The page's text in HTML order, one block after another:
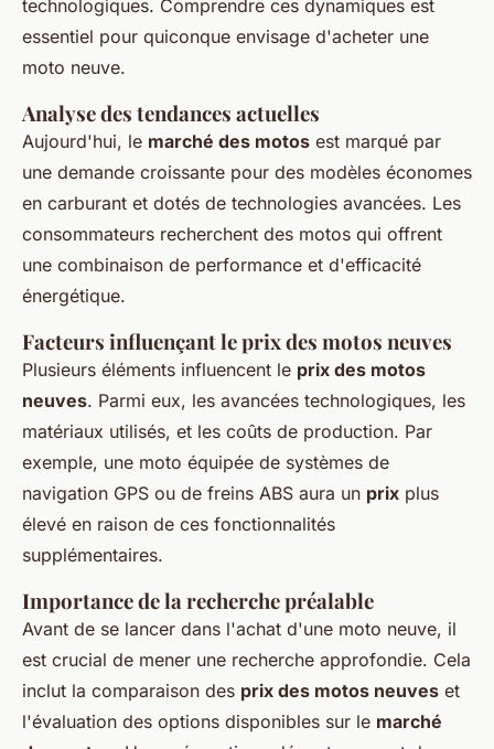
technologiques. Comprendre ces dynamiques est
essentiel pour quiconque envisage d'acheter une
moto neuve.
Analyse des tendances actuelles
Aujourd'hui, le marché des motos est marqué par
une demande croissante pour des modèles économes
en carburant et dotés de technologies avancées. Les
consommateurs recherchent des motos qui offrent
une combinaison de performance et d'efficacité
énergétique.
Facteurs influençant le prix des motos neuves
Plusieurs éléments influencent le prix des motos
neuves. Parmi eux, les avancées technologiques, les
matériaux utilisés, et les coûts de production. Par
exemple, une moto équipée de systèmes de
navigation GPS ou de freins ABS aura un prix plus
élevé en raison de ces fonctionnalités
supplémentaires.
Importance de la recherche préalable
Avant de se lancer dans l'achat d'une moto neuve, il
est crucial de mener une recherche approfondie. Cela
inclut la comparaison des prix des motos neuves et
l'évaluation des options disponibles sur le marché